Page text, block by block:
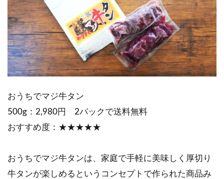
おうちでマジ牛タン
500g：2,980円 2パックで送料無料
おすすめ度：★★★★★
おうちでマジ牛タンは、家庭で手軽に美味しく厚切り
牛タンが楽しめるというコンセプトで作られた商品み